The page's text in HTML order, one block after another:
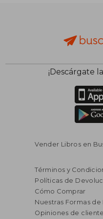
$
$
¡Descárgate
Vender Libros en
Términos y
Políticas de
Cómo Comprar
Nuestras Formas de
Opiniones de